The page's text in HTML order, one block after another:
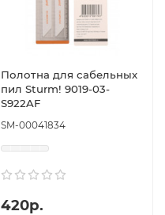
Полотна для сабельных
пил Sturm! 9019-03-
S922AF
SM-00041834
420р.